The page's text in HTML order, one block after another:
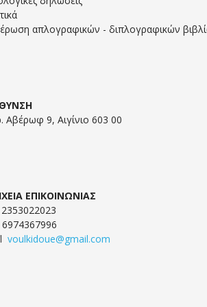
απλογραφικών - διπλογραφικών
Αβέρωφ 9, Αιγίνιο 603 00
ΕΠΙΚΟΙΝΩΝΙΑΣ
voulkidoue@gmail.com